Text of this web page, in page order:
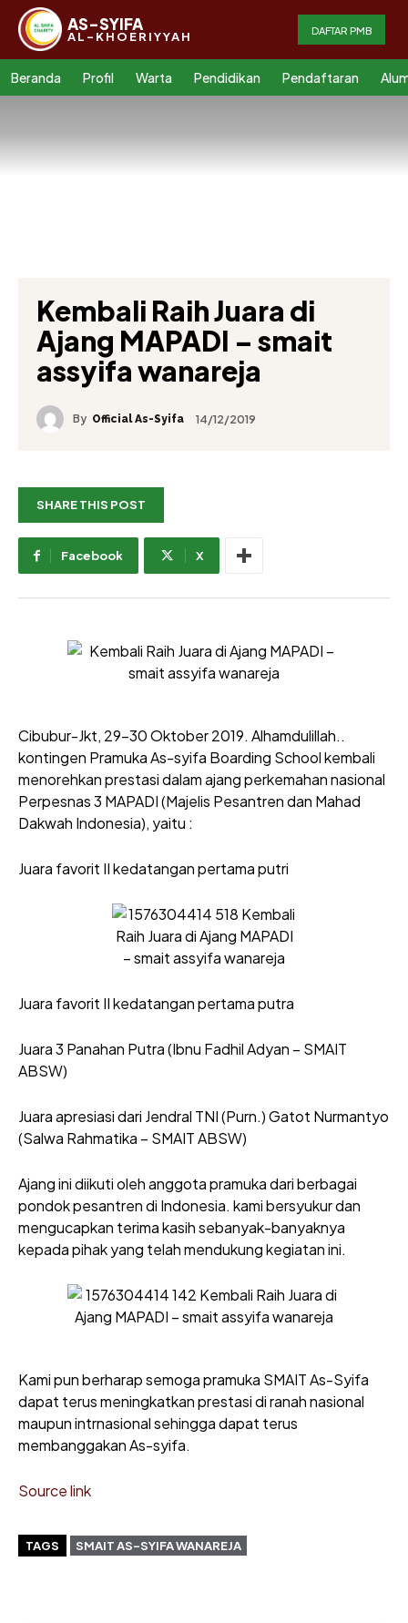
AS-SYIFA
AL-KHOERIYYAH DAFTAR PMB
Beranda Profil Warta Pendidikan Pendaftaran
Kembali Raih Juara di
Ajang MAPADI – smait
assyifa wanareja
By Official As-Syifa 14/12/2019
SHARE THIS POST
Facebook X
Cibubur-Jkt, 29-30 Oktober 2019. Alhamdulillah..
kontingen Pramuka As-syifa Boarding School kembali
menorehkan prestasi dalam ajang perkemahan nasional
Perpesnas 3 MAPADI (Majelis Pesantren dan Mahad
Dakwah Indonesia), yaitu :
Juara favorit II kedatangan pertama putri
Juara favorit II kedatangan pertama putra
Juara 3 Panahan Putra (Ibnu Fadhil Adyan – SMAIT
ABSW)
Juara apresiasi dari Jendral TNI (Purn.) Gatot Nurmantyo
(Salwa Rahmatika – SMAIT ABSW)
Ajang ini diikuti oleh anggota pramuka dari berbagai
pondok pesantren di Indonesia. kami bersyukur dan
mengucapkan terima kasih sebanyak-banyaknya
kepada pihak yang telah mendukung kegiatan ini.
Kami pun berharap semoga pramuka SMAIT As-Syifa
dapat terus meningkatkan prestasi di ranah nasional
maupun intrnasional sehingga dapat terus
membanggakan As-syifa.
Source link
TAGS SMAIT AS-SYIFA WANAREJA